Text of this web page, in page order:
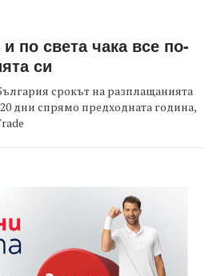
по света чака все по-
си
срокът на разплащанията
дни спрямо предходната година,